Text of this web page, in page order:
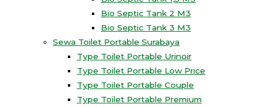
Bio Septic Tank 2 M3
Bio Septic Tank 3 M3
Sewa Toilet Portable Surabaya
Type Toilet Portable Urinoir
Type Toilet Portable Low Price
Type Toilet Portable Couple
Type Toilet Portable Premium